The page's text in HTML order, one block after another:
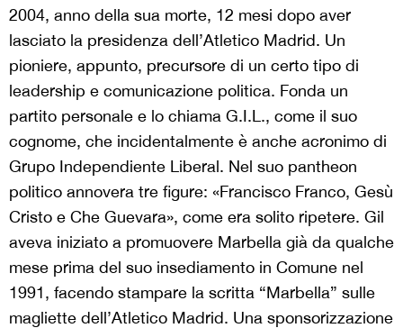
2004, anno della sua morte, 12 mesi dopo aver
lasciato la presidenza dell’Atletico Madrid. Un
pioniere, appunto, precursore di un certo tipo di
leadership e comunicazione politica. Fonda un
partito personale e lo chiama G.I.L., come il suo
cognome, che incidentalmente è anche acronimo di
Grupo Independiente Liberal. Nel suo pantheon
politico annovera tre figure: «Francisco Franco, Gesù
Cristo e Che Guevara», come era solito ripetere. Gil
aveva iniziato a promuovere Marbella già da qualche
mese prima del suo insediamento in Comune nel
1991, facendo stampare la scritta “Marbella” sulle
magliette dell’Atletico Madrid. Una sponsorizzazione